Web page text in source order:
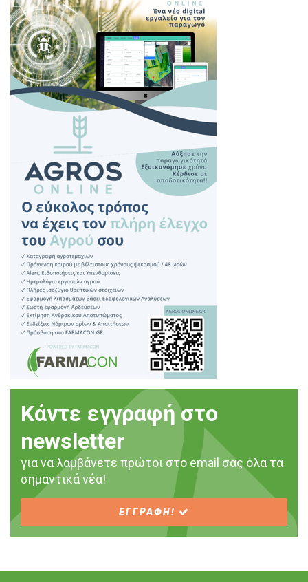
Κάντε εγγραφή στο
newsletter
για να λαμβάνετε πρώτοι στο email σας όλα τα
σημαντικά νέα!
ΕΓΓΡΑΦΗ!